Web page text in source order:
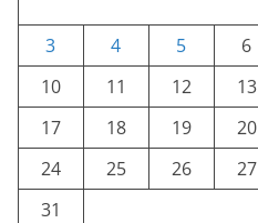
3
4 5 6
10
11 12 13
17
18 19 20
24
25 26 27
31